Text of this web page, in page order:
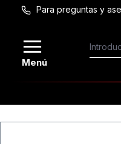
Saltar al contenido
Para preguntas y
Menú